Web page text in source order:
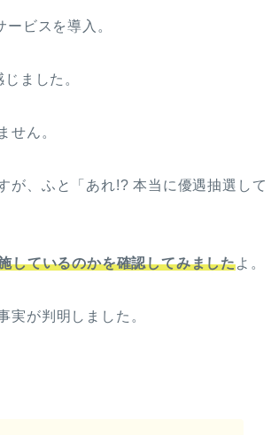
ビスを導入。
ました。
せん。
が、ふと「あれ!? 本当に優遇抽選して
しているのかを確認してみましたよ。
実が判明しました。